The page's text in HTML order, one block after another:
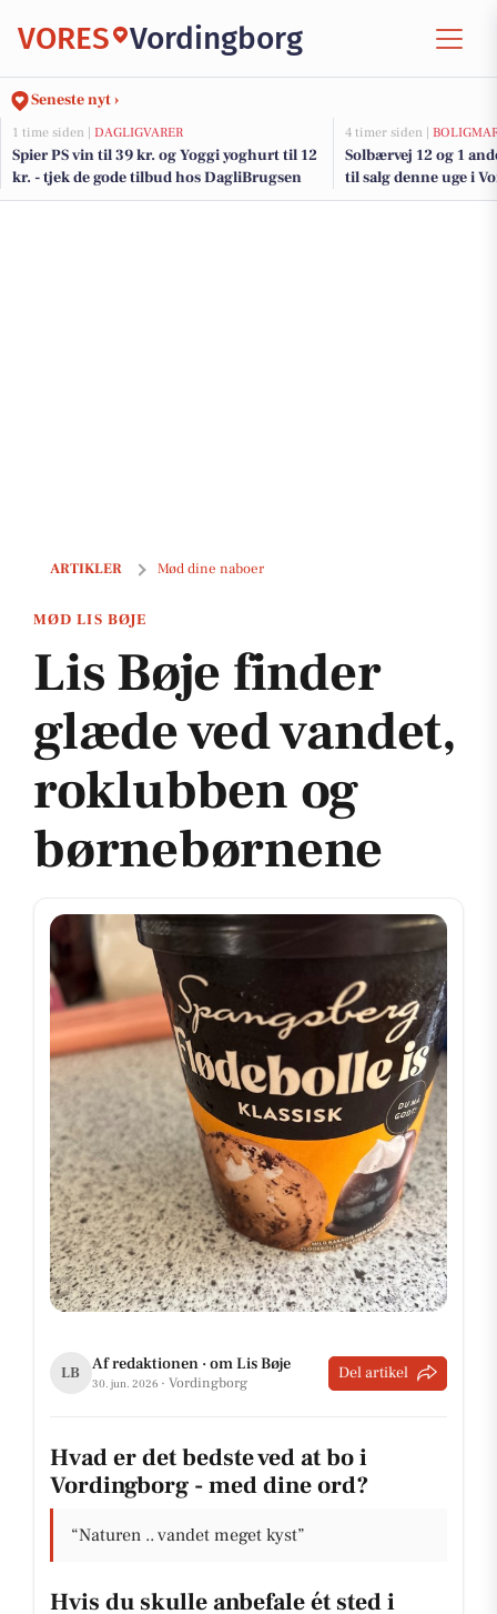
VORES Vordingborg
Seneste nyt ›
1 time siden | DAGLIGVARER
Spier PS vin til 39 kr. og Yoggi yoghurt til 12
kr. - tjek de gode tilbud hos DagliBrugsen
4 timer siden |
Solbærvej 12 og 1
til salg denne uge i
boligerne her.
ARTIKLER Mød dine naboer
Lis Bøje finder glæde ved vandet, roklubben og børnebørnene
MØD LIS BØJE
Lis Bøje finder
glæde ved vandet,
roklubben og
børnebørnene
LB Af redaktionen · om Lis Bøje
30. jun. 2026 · Vordingborg
Del artikel
Hvad er det bedste ved at bo i
Vordingborg - med dine ord?
“Naturen .. vandet meget kyst”
Hvis du skulle anbefale ét sted i